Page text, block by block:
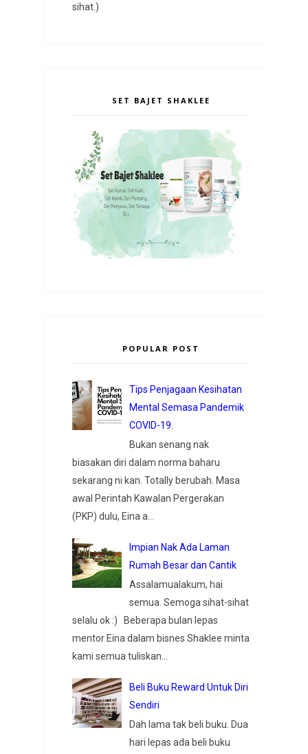
sihat.)
SET BAJET SHAKLEE
POPULAR POST
Tips Penjagaan Kesihatan
Mental Semasa Pandemik
COVID-19.
Bukan senang nak
biasakan diri dalam norma baharu
sekarang ni kan. Totally berubah. Masa
awal Perintah Kawalan Pergerakan
(PKP) dulu, Eina a...
Impian Nak Ada Laman
Rumah Besar dan Cantik
Assalamualakum, hai
semua. Semoga sihat-sihat
selalu ok :) Beberapa bulan lepas
mentor Eina dalam bisnes Shaklee minta
kami semua tuliskan...
Beli Buku Reward Untuk Diri
Sendiri
Dah lama tak beli buku. Dua
hari lepas ada beli buku